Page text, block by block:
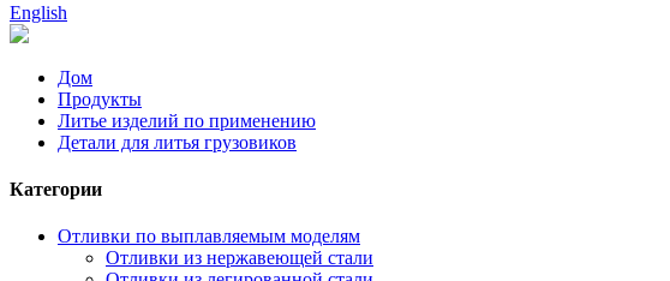
English
Дом
Продукты
Литье изделий по применению
Детали для литья грузовиков
Категории
Отливки по выплавляемым моделям
Отливки из нержавеющей стали